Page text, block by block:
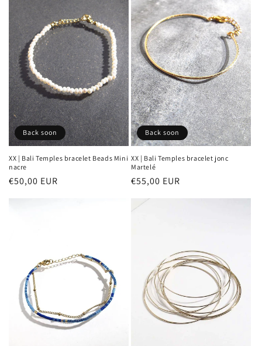
Back soon
XX | Bali Temples bracelet Beads Mini
nacre
Prix
€50,00 EUR
Back soon
XX | Bali Temples bracelet jonc
Martelé
Prix
€55,00 EUR